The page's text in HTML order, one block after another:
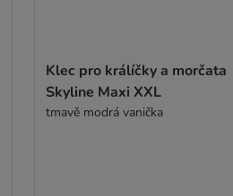
Klec pro králíčky a morčata
Skyline Maxi XXL
tmavě modrá vanička